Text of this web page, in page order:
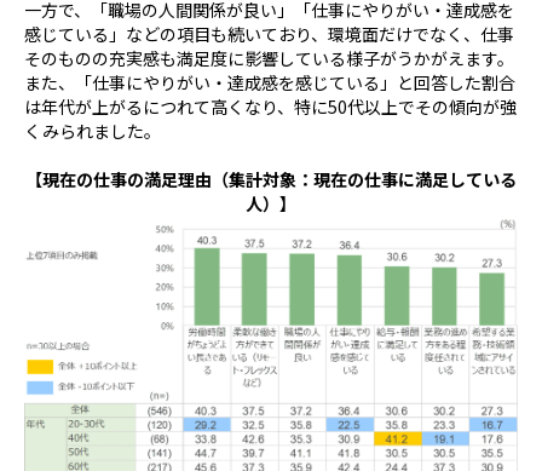
一方で、「職場の人間関係が良い」「仕事にやりがい・達成感を
感じている」などの項目も続いており、環境面だけでなく、仕事
そのものの充実感も満足度に影響している様子がうかがえます。
また、「仕事にやりがい・達成感を感じている」と回答した割合
は年代が上がるにつれて高くなり、特に50代以上でその傾向が強
くみられました。
【現在の仕事の満足理由（集計対象：現在の仕事に満足している
人）】